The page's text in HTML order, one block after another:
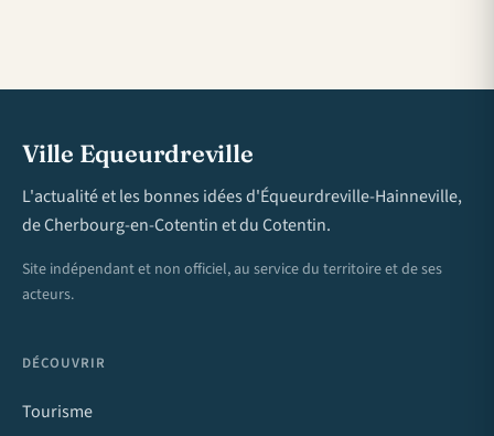
Ville Equeurdreville
L'actualité et les bonnes idées d'Équeurdreville-Hainneville,
de Cherbourg-en-Cotentin et du Cotentin.
Site indépendant et non officiel, au service du territoire et de ses
acteurs.
DÉCOUVRIR
Tourisme